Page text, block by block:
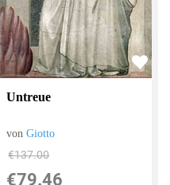
Untreue
vonGiotto
€137.00
€79.46